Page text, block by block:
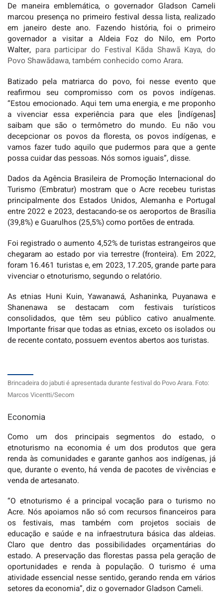
De maneira emblemática, o governador Gladson Cameli
marcou presença no primeiro festival dessa lista, realizado
em janeiro deste ano. Fazendo história, foi o primeiro
governador a visitar a Aldeia Foz do Nilo, em Porto
Walter, para participar do Festival Kãda Shawã Kaya, do
Povo Shawãdawa, também conhecido como Arara.
Batizado pela matriarca do povo, foi nesse evento que
reafirmou seu compromisso com os povos indígenas.
“Estou emocionado. Aqui tem uma energia, e me proponho
a vivenciar essa experiência para que eles [indígenas]
saibam que são o termômetro do mundo. Eu não vou
decepcionar os povos da floresta, os povos indígenas, e
vamos fazer tudo aquilo que pudermos para que a gente
possa cuidar das pessoas. Nós somos iguais”, disse.
Dados da Agência Brasileira de Promoção Internacional do
Turismo (Embratur) mostram que o Acre recebeu turistas
principalmente dos Estados Unidos, Alemanha e Portugal
entre 2022 e 2023, destacando-se os aeroportos de Brasília
(39,8%) e Guarulhos (25,5%) como portões de entrada.
Foi registrado o aumento 4,52% de turistas estrangeiros que
chegaram ao estado por via terrestre (fronteira). Em 2022,
foram 16.461 turistas e, em 2023, 17.205, grande parte para
vivenciar o etnoturismo, segundo o relatório.
As etnias Huni Kuin, Yawanawá, Ashaninka, Puyanawa e
Shanenawa se destacam com festivais turísticos
consolidados, que têm seu público cativo anualmente.
Importante frisar que todas as etnias, exceto os isolados ou
de recente contato, possuem eventos abertos aos turistas.
Brincadeira do jabuti é apresentada durante festival do Povo Arara. Foto:
Marcos Vicentti/Secom
Economia
Como um dos principais segmentos do estado, o
etnoturismo na economia é um dos produtos que gera
renda às comunidades e garante ganhos aos indígenas, já
que, durante o evento, há venda de pacotes de vivências e
venda de artesanato.
“O etnoturismo é a principal vocação para o turismo no
Acre. Nós apoiamos não só com recursos financeiros para
os festivais, mas também com projetos sociais de
educação e saúde e na infraestrutura básica das aldeias.
Claro que dentro das possibilidades orçamentárias do
estado. A preservação das florestas passa pela geração de
oportunidades e renda à população. O turismo é uma
atividade essencial nesse sentido, gerando renda em vários
setores da economia”, diz o governador Gladson Cameli.